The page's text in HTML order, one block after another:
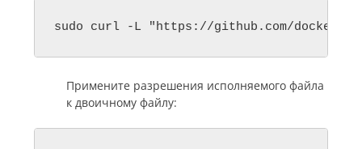
sudo curl -L "https://github.com/docker/
Примените разрешения исполняемого файла
к двоичному файлу: